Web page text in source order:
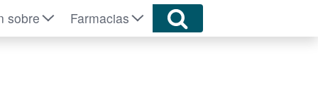
sobre Farmacias